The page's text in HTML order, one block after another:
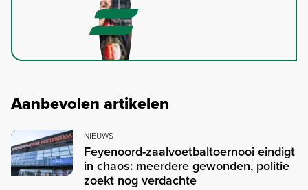
Aanbevolen artikelen
NIEUWS
Feyenoord-zaalvoetbaltoernooi eindigt
in chaos: meerdere gewonden, politie
zoekt nog verdachte